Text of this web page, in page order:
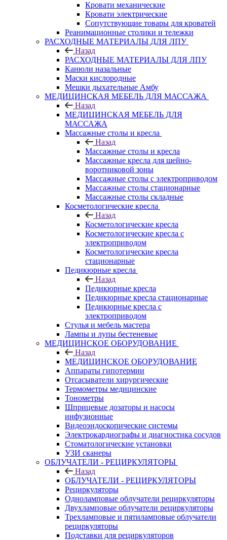
Кровати механические
Кровати электрические
Сопутствующие товары для кроватей
Реанимационные столики и тележки
РАСХОДНЫЕ МАТЕРИАЛЫ ДЛЯ ЛПУ
Назад
РАСХОДНЫЕ МАТЕРИАЛЫ ДЛЯ ЛПУ
Канюли назальные
Маски кислородные
Мешки дыхательные Амбу
МЕДИЦИНСКАЯ МЕБЕЛЬ ДЛЯ МАССАЖА
Назад
МЕДИЦИНСКАЯ МЕБЕЛЬ ДЛЯ
МАССАЖА
Массажные столы и кресла
Назад
Массажные столы и кресла
Массажные кресла для шейно-
воротниковой зоны
Массажные столы с электроприводом
Массажные столы стационарные
Массажные столы складные
Косметологические кресла
Назад
Косметологические кресла
Косметологические кресла с
электроприводом
Косметологические кресла
стационарные
Педикюрные кресла
Назад
Педикюрные кресла
Педикюрные кресла стационарные
Педикюрные кресла с
электроприводом
Стулья и мебель мастера
Лампы и лупы бестеневые
МЕДИЦИНСКОЕ ОБОРУДОВАНИЕ
Назад
МЕДИЦИНСКОЕ ОБОРУДОВАНИЕ
Аппараты гипотермии
Отсасыватели хирургические
Термометры медицинские
Тонометры
Шприцевые дозаторы и насосы
инфузионные
Видеоэндоскопические системы
Электрокардиографы и диагностика сосудов
Стоматологические установки
УЗИ сканеры
ОБЛУЧАТЕЛИ - РЕЦИРКУЛЯТОРЫ
Назад
ОБЛУЧАТЕЛИ - РЕЦИРКУЛЯТОРЫ
Рециркуляторы
Одноламповые облучатели рециркуляторы
Двухламповые облучатели рециркуляторы
Трехламповые и пятиламповые облучатели
рециркуляторы
Подставки для рециркуляторов